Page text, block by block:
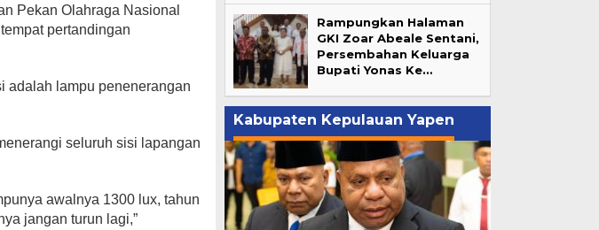
Pekan Olahraga Nasional
pertandingan
adalah lampu penenerangan
seluruh sisi lapangan
awalnya 1300 lux, tahun
jangan turun lagi,”
Rampungkan Halaman
GKI Zoar Abeale Sentani,
Persembahan Keluarga
Bupati Yonas Ke…
Kabupaten Kepulauan Yapen